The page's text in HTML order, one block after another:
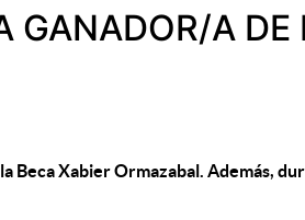
GANADOR/A DE
Xabier Ormazabal. Además,